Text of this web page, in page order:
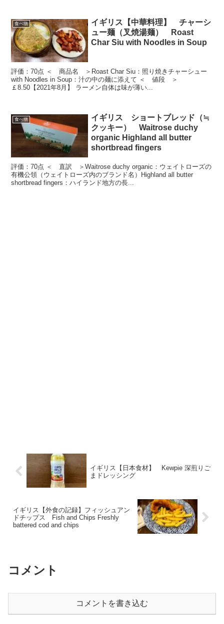
食べ物
イギリス【中華料理】 チャーシ
ュー麺（叉焼湯麺） Roast
Char Siu with Noodles in Soup
評価：70点 ＜ 商品名 ＞Roast Char Siu：照り焼きチャーシュー
with Noodles in Soup：汁の中の麺に添えて ＜ 値段 ＞
￡8.50【2021年8月】 ラーメン自体は味が薄い...
食べ物
イギリス ショートブレッド（≒
クッキー） Waitrose duchy
organic Highland all butter
shortbread fingers
評価：70点 ＜ 直訳 ＞Waitrose duchy organic：ウェイトローズの
有機公領（ウェイトローズ内のブランド名）Highland all butter
shortbread fingers：ハイランド地方の長...
イギリス【日本食材】 Kewpie 深煎りご
まドレッシング
イギリス【外食の記録】フィッシュアン
ドチップス Fish and Chips Freshly
battered cod and chips
コメント
コメントを書き込む